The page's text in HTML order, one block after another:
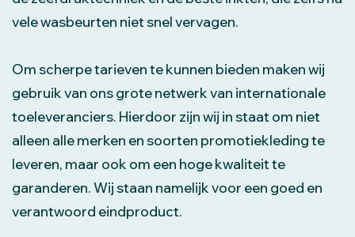
vele wasbeurten niet snel vervagen.
Om scherpe tarieven te kunnen bieden maken wij
gebruik van ons grote netwerk van internationale
toeleveranciers. Hierdoor zijn wij in staat om niet
alleen alle merken en soorten promotiekleding te
leveren, maar ook om een hoge kwaliteit te
garanderen. Wij staan namelijk voor een goed en
verantwoord eindproduct.